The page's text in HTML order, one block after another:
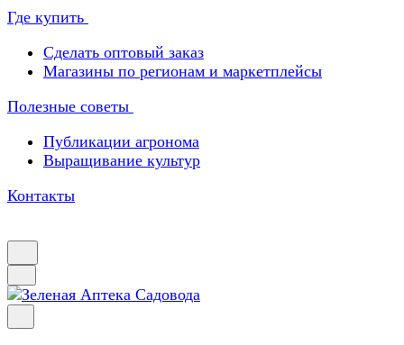
Где купить
Сделать оптовый заказ
Магазины по регионам и маркетплейсы
Полезные советы
Публикации агронома
Выращивание культур
Контакты